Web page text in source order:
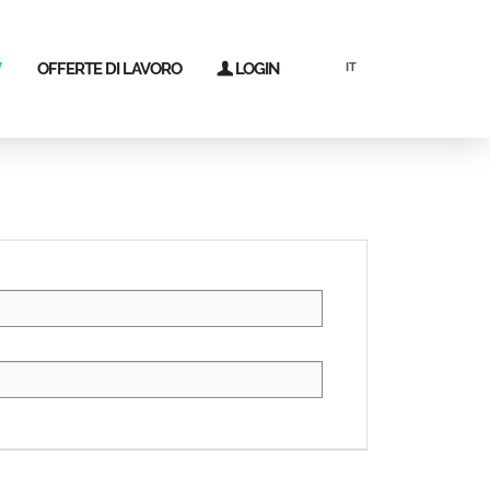
OFFERTE DI LAVORO LOGIN IT